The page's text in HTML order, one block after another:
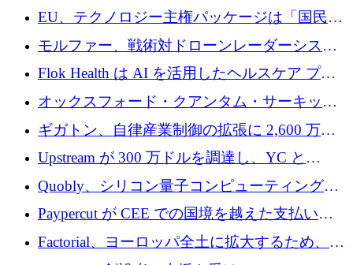
拡大するためにシリーズ C で 3,000 万ポンド
を調達
EU、テクノロジー主権パッケージは「国民の
保護」に関するものだと発言
モルファー、戦術対ドローンレーダーシステ
ムを最前線に近づけるために150万ユーロを調
Flok Health は AI を活用したヘルスケア プラ
ットフォームの成長に 1,250 万ドルを投資
オックスフォード・クアンタム・サーキット
が「成人向け」2億6,000万ポンドの資金調達
ラウンドを獲得
ギガトン、自律産業制御の拡張に 2,600 万ド
ルを調達
Upstream が 300 万ドルを調達し、YC と
Xavier Niel が支援する共同 AI 受信箱を立ち上
げる
Quobly、シリコン量子コンピューティングの
商用化のためにシリーズ A で 1 億 1,500 万ユ
ーロを調達
Paypercut が CEE での国境を越えた支払いを
拡大するために 500 万ユーロを確保
Factorial、ヨーロッパ全土に拡大するため、25